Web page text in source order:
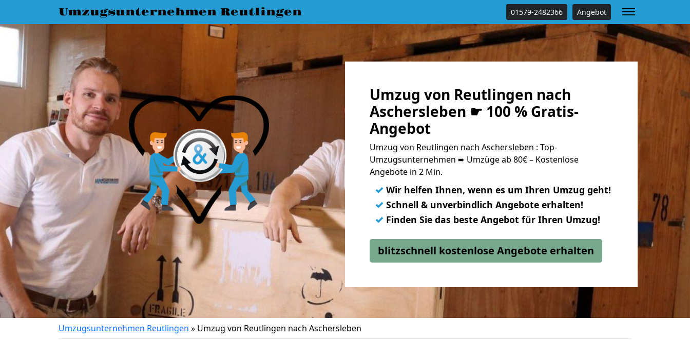
Umzugsunternehmen Reutlingen 01579-2482366 Angebot
Umzug von Reutlingen nach
Aschersleben ☛ 100 % Gratis-
Angebot
Umzug von Reutlingen nach Aschersleben : Top-
Umzugsunternehmen ➨ Umzüge ab 80€ – Kostenlose
Angebote in 2 Min.
✓ Wir helfen Ihnen, wenn es um Ihren Umzug geht!
✓ Schnell & unverbindlich Angebote erhalten!
✓ Finden Sie das beste Angebot für Ihren Umzug!
blitzschnell kostenlose Angebote erhalten
Umzugsunternehmen Reutlingen » Umzug von Reutlingen nach Aschersleben